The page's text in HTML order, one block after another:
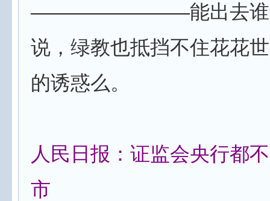
————————能出去谁还
说，绿教也抵挡不住花花
的诱惑么。
人民日报：证监会央行都
市